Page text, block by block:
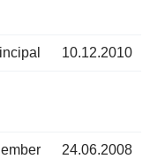
10.12.2010
24.06.2008